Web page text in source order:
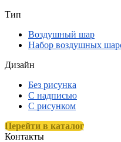
Тип
Воздушный шар
Набор воздушных
Дизайн
Без рисунка
С надписью
С рисунком
Перейти в каталог
Контакты